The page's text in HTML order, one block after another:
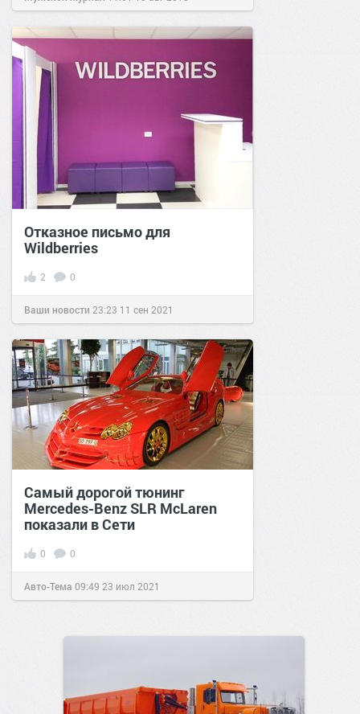
Отказное письмо для
Wildberries
2 0
Ваши новости 23:23 11 сен 2021
Самый дорогой тюнинг
Mercedes-Benz SLR McLaren
показали в Сети
0 0
Авто-Тема 09:49 23 июл 2021